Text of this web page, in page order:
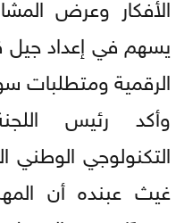
يسهم في إعداد جيل
الرقمية ومتطلبات
وأكد رئيس
التكنولوجي الوطني
غيث عبنده أن